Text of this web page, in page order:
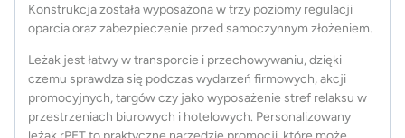
Konstrukcja została wyposażona w trzy poziomy regulacji
oparcia oraz zabezpieczenie przed samoczynnym złożeniem.
Leżak jest łatwy w transporcie i przechowywaniu, dzięki
czemu sprawdza się podczas wydarzeń firmowych, akcji
promocyjnych, targów czy jako wyposażenie stref relaksu w
przestrzeniach biurowych i hotelowych. Personalizowany